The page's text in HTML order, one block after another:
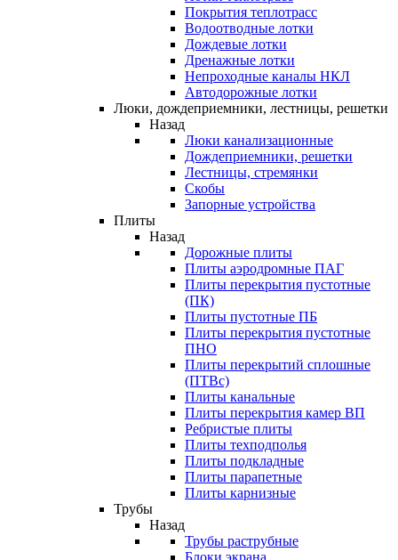
Покрытия теплотрасс
Водоотводные лотки
Дождевые лотки
Дренажные лотки
Непроходные каналы НКЛ
Автодорожные лотки
Люки, дождеприемники, лестницы, решетки
Назад
Люки канализационные
Дождеприемники, решетки
Лестницы, стремянки
Скобы
Запорные устройства
Плиты
Назад
Дорожные плиты
Плиты аэродромные ПАГ
Плиты перекрытия пустотные
(ПК)
Плиты пустотные ПБ
Плиты перекрытия пустотные
ПНО
Плиты перекрытий сплошные
(ПТВс)
Плиты канальные
Плиты перекрытия камер ВП
Ребристые плиты
Плиты техподполья
Плиты подкладные
Плиты парапетные
Плиты карнизные
Трубы
Назад
Трубы раструбные